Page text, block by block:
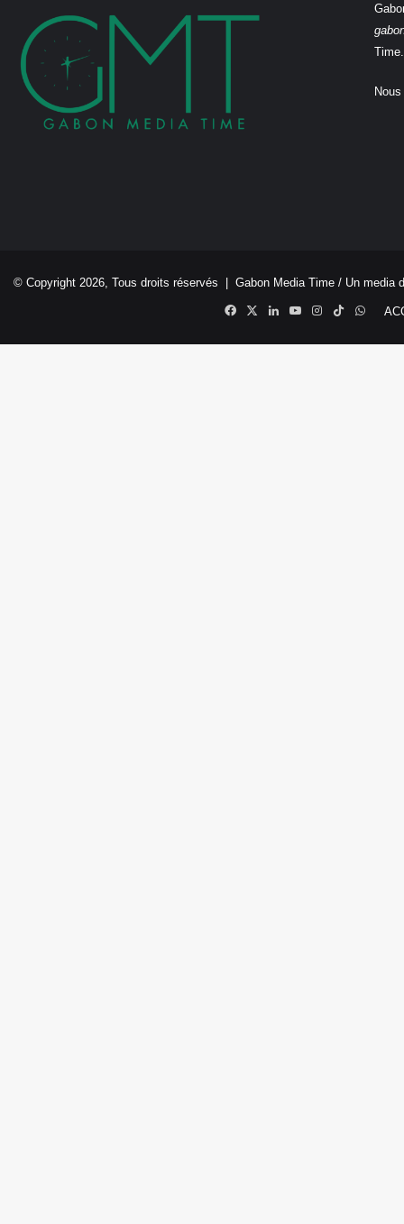
Time.
© Copyright 2026, Tous droits réservés | Gabon Media Time / Un media
Facebook
X LinkedinYouTubeInstagram
TikTok